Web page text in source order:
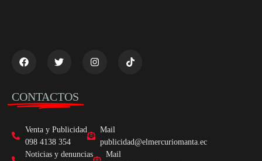
CONTACTOS
Venta y Publicidad
098 4138 354
Mail
publicidad@elmercuriomanta.ec
Noticias y denuncias
Mail